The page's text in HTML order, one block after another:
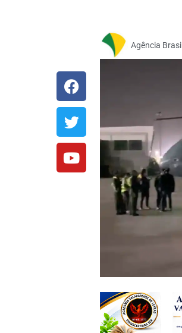
Agência Brasil